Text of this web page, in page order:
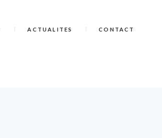
ACTUALITES CONTACT